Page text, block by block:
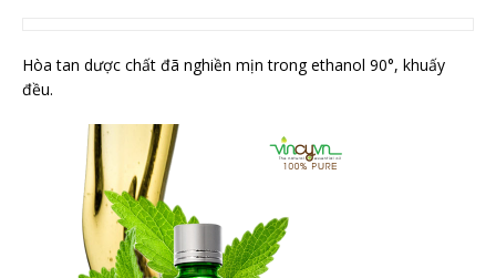
Hòa tan dược chất đã nghiền mịn trong ethanol 90°, khuấy
đều.